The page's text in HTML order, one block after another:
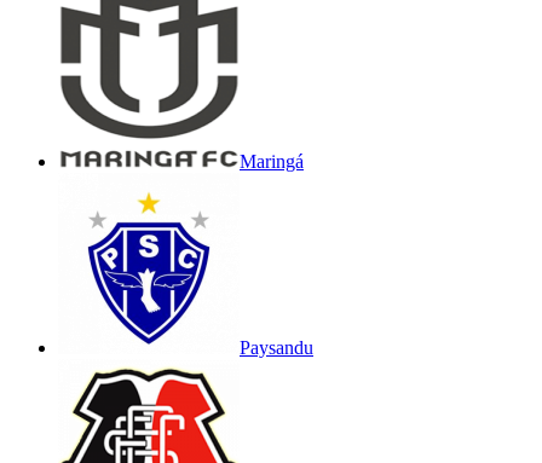
Maringá
Paysandu